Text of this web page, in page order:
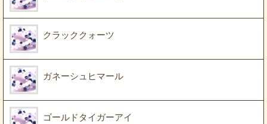
クラッククォーツ
ガネーシュヒマール
ゴールドタイガーアイ